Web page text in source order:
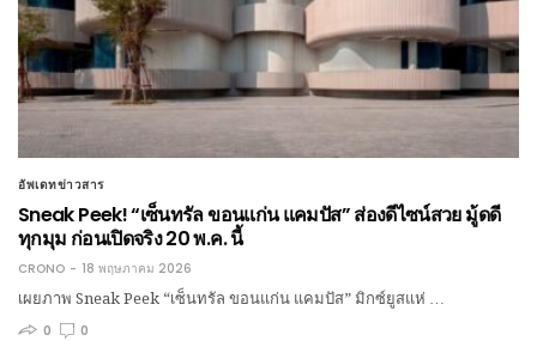
อัพเดทข่าวสาร
Sneak Peek! “เซ็นทรัล ขอนแก่น แคมปัส” ส่องดีไซน์สวย มู้ดดี
ทุกมุม ก่อนเปิดจริง 20 พ.ค. นี้
CRONO
18 พฤษภาคม 2026
เผยภาพ Sneak Peek “เซ็นทรัล ขอนแก่น แคมปัส” มิกซ์ยูสแห่ …
0
0